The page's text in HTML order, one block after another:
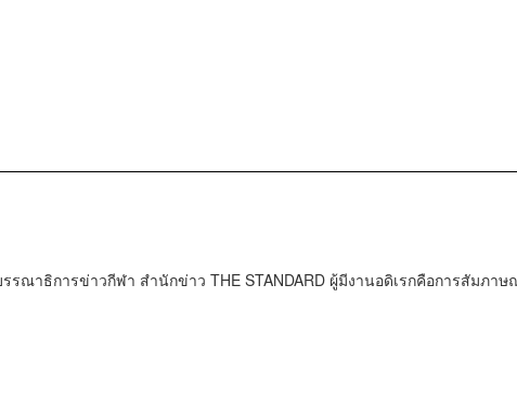
รรณาธิการข่าวกีฬา สำนักข่าว THE STANDARD ผู้มีงานอดิเรกคือการสัมภาษ